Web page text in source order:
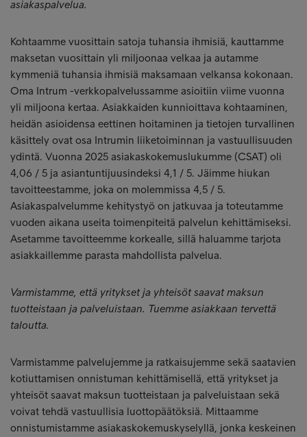
asiakaspalvelua.
Kohtaamme vuosittain satoja tuhansia ihmisiä, kauttamme
maksetan vuosittain yli miljoonaa velkaa ja autamme
kymmeniä tuhansia ihmisiä maksamaan velkansa kokonaan.
Oma Intrum -verkkopalvelussamme asioitiin viime vuonna
yli miljoona kertaa. Asiakkaiden kunnioittava kohtaaminen,
heidän asioidensa eettinen hoitaminen ja tietojen turvallinen
käsittely ovat osa Intrumin liiketoiminnan ja vastuullisuuden
ydintä. Vuonna 2025 asiakaskokemuslukumme (CSAT) oli
4,06 / 5 ja asiantuntijuusindeksi 4,1 / 5. Jäimme hiukan
tavoitteestamme, joka on molemmissa 4,5 / 5.
Asiakaspalvelumme kehitystyö on jatkuvaa ja toteutamme
vuoden aikana useita toimenpiteitä palvelun kehittämiseksi.
Asetamme tavoitteemme korkealle, sillä haluamme tarjota
asiakkaillemme parasta mahdollista palvelua.
Varmistamme, että yritykset ja yhteisöt saavat maksun
tuotteistaan ja palveluistaan. Tuemme asiakkaan tervettä
taloutta.
Varmistamme palvelujemme ja ratkaisujemme sekä saatavien
kotiuttamisen onnistuman kehittämisellä, että yritykset ja
yhteisöt saavat maksun tuotteistaan ja palveluistaan sekä
voivat tehdä vastuullisia luottopäätöksiä. Mittaamme
onnistumistamme asiakaskokemuskyselyllä, jonka keskeinen